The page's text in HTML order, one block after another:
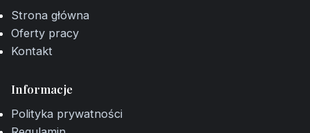
Strona główna
Oferty pracy
Kontakt
Informacje
Polityka prywatności